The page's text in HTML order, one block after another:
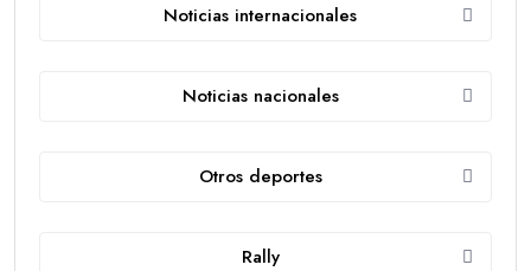
Noticias internacionales
Noticias nacionales
Otros deportes
Rally